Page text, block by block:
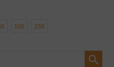
100 250